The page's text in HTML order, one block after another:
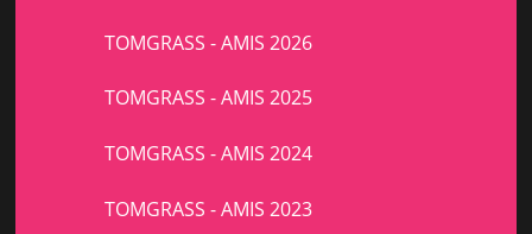
TOMGRASS - AMIS 2026
TOMGRASS - AMIS 2025
TOMGRASS - AMIS 2024
TOMGRASS - AMIS 2023